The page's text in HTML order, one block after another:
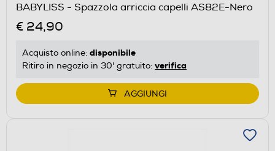
BABYLISS - Spazzola arriccia capelli AS82E-Nero
€ 24,90
Acquisto online: disponibile
Ritiro in negozio in 30' gratuito: verifica
AGGIUNGI